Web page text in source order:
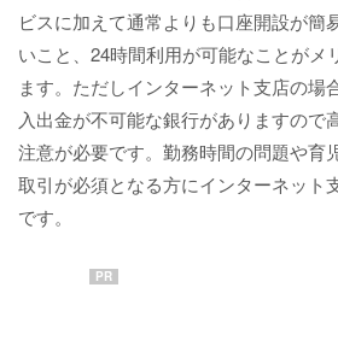
ビスに加えて通常よりも口座開設が簡
いこと、24時間利用が可能なことがメ
ます。ただしインターネット支店の場
入出金が不可能な銀行がありますので
注意が必要です。勤務時間の問題や育
取引が必須となる方にインターネット
です。
PR